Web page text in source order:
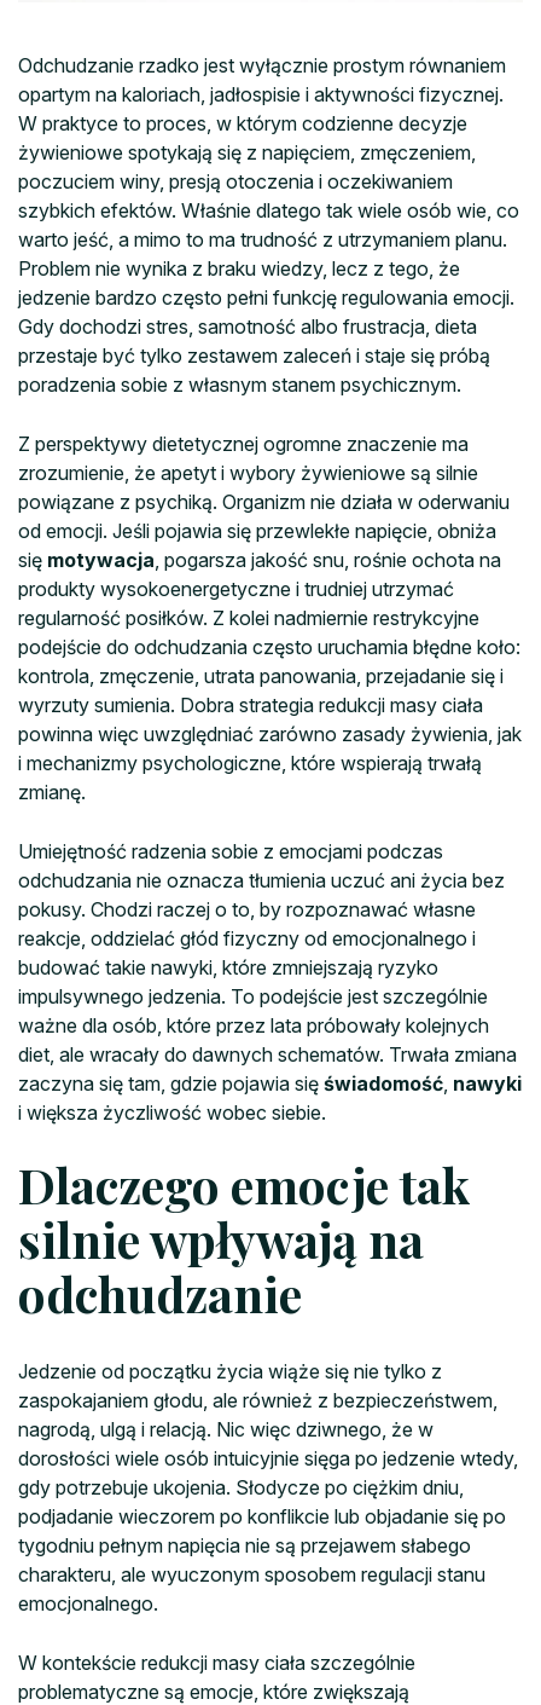
Odchudzanie rzadko jest wyłącznie prostym równaniem
opartym na kaloriach, jadłospisie i aktywności fizycznej.
W praktyce to proces, w którym codzienne decyzje
żywieniowe spotykają się z napięciem, zmęczeniem,
poczuciem winy, presją otoczenia i oczekiwaniem
szybkich efektów. Właśnie dlatego tak wiele osób wie, co
warto jeść, a mimo to ma trudność z utrzymaniem planu.
Problem nie wynika z braku wiedzy, lecz z tego, że
jedzenie bardzo często pełni funkcję regulowania emocji.
Gdy dochodzi stres, samotność albo frustracja, dieta
przestaje być tylko zestawem zaleceń i staje się próbą
poradzenia sobie z własnym stanem psychicznym.
Z perspektywy dietetycznej ogromne znaczenie ma
zrozumienie, że apetyt i wybory żywieniowe są silnie
powiązane z psychiką. Organizm nie działa w oderwaniu
od emocji. Jeśli pojawia się przewlekłe napięcie, obniża
się motywacja , pogarsza jakość snu, rośnie ochota na
produkty wysokoenergetyczne i trudniej utrzymać
regularność posiłków. Z kolei nadmiernie restrykcyjne
podejście do odchudzania często uruchamia błędne koło:
kontrola, zmęczenie, utrata panowania, przejadanie się i
wyrzuty sumienia. Dobra strategia redukcji masy ciała
powinna więc uwzględniać zarówno zasady żywienia, jak
i mechanizmy psychologiczne, które wspierają trwałą
zmianę.
Umiejętność radzenia sobie z emocjami podczas
odchudzania nie oznacza tłumienia uczuć ani życia bez
pokusy. Chodzi raczej o to, by rozpoznawać własne
reakcje, oddzielać głód fizyczny od emocjonalnego i
budować takie nawyki, które zmniejszają ryzyko
impulsywnego jedzenia. To podejście jest szczególnie
ważne dla osób, które przez lata próbowały kolejnych
diet, ale wracały do dawnych schematów. Trwała zmiana
zaczyna się tam, gdzie pojawia się świadomość nawyki
i większa życzliwość wobec siebie.
Dlaczego emocje tak
silnie wpływają na
odchudzanie
Jedzenie od początku życia wiąże się nie tylko z
zaspokajaniem głodu, ale również z bezpieczeństwem,
nagrodą, ulgą i relacją. Nic więc dziwnego, że w
dorosłości wiele osób intuicyjnie sięga po jedzenie wtedy,
gdy potrzebuje ukojenia. Słodycze po ciężkim dniu,
podjadanie wieczorem po konflikcie lub objadanie się po
tygodniu pełnym napięcia nie są przejawem słabego
charakteru, ale wyuczonym sposobem regulacji stanu
emocjonalnego.
W kontekście redukcji masy ciała szczególnie
problematyczne są emocje, które zwiększają